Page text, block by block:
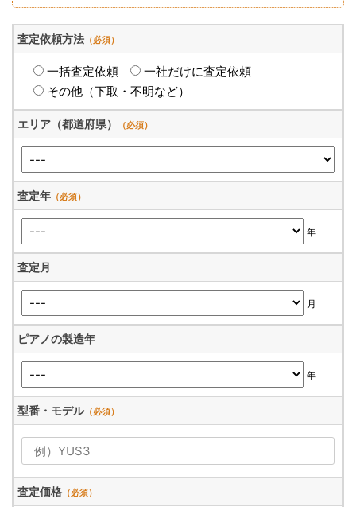
査定依頼方法 （必須）
一括査定依頼
一社だけに査定依頼
その他（下取・不明など）
エリア（都道府県） （必須）
査定年 （必須）
年
査定月
月
ピアノの製造年
年
型番・モデル（必須）
査定価格 （必須）